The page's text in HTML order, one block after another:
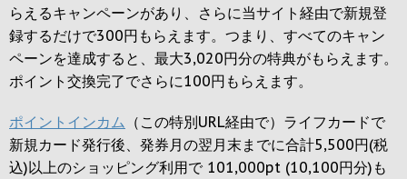
らえるキャンペーンがあり、さらに当サイト経由で新規登
録するだけで300円 もらえます。つまり、すべてのキャン
ペーンを達成すると、最大3,020円分の特典がもらえます。
ポイント交換完了でさらに100円 もらえます。
ポイントインカム （この特別URL経由で）ライフカードで
新規カード発行後、発券月の翌月末までに合計5,500円(税
込)以上のショッピング利用で 101,000pt (10,100円分)も